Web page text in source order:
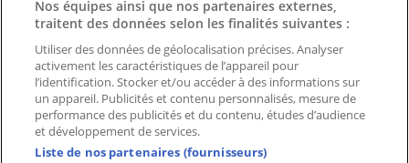
Commerces à proximité
Produits
Produits locaux
Villes
Télécharger l'appli Tiendeo
Nos équipes ainsi que nos partenaires externes,
traitent des données selon les finalités suivantes :
Utiliser des données de géolocalisation précises. Analyser
activement les caractéristiques de l’appareil pour
l’identification. Stocker et/ou accéder à des informations sur
un appareil. Publicités et contenu personnalisés, mesure de
performance des publicités et du contenu, études d’audience
et développement de services.
Liste de nos partenaires (fournisseurs)